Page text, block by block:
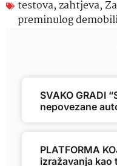
testova,zahtjeva,
preminulog
SVAKO GRADI
nepovezane
PLATFORMA
izražavanja